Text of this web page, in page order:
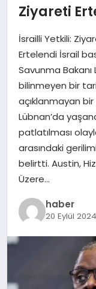
EĞITIM
GÜNDEM
SPOR
EKONOMI
MAGAZIN
OTOMOBIL
TEKNOLOJI
Ziyareti
İsrailli Yetkili:
Ertelendi İsrail
Savunma Bakanı
bilinmeyen bir
açıklanmayan
Lübnan’da
patlatılması
arasındaki
belirtti. Austin,
Üzere…
haber
20 Eylül 2024